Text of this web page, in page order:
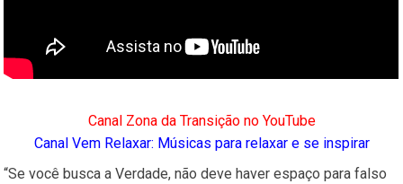
Canal Zona da Transição no YouTube
Canal Vem Relaxar: Músicas para relaxar e se inspirar
“Se você busca a Verdade, não deve haver espaço para falso